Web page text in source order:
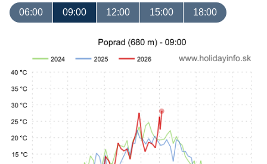
06:00 09:00 12:00 15:00 18:00